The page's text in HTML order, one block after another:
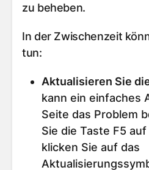
zu beheben.
In der Zwischenzeit
tun:
Aktualisieren Sie
kann ein einfaches
Seite das Problem
Sie die Taste F5
klicken Sie auf das